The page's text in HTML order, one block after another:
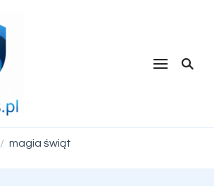
/ magia świąt